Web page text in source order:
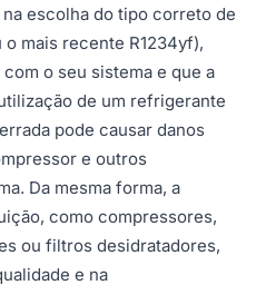
escolha do tipo correto de
mais recente R1234yf),
o seu sistema e que a
de um refrigerante
pode causar danos
e outros
Da mesma forma, a
como compressores,
ou filtros desidratadores,
e na